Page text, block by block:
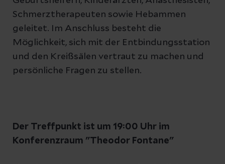
Schmerztherapeuten sowie Hebammen
geleitet. Im Anschluss besteht die
Möglichkeit, sich mit der Entbindungsstation
und den Kreißsälen vertraut zu machen und
persönliche Fragen zu stellen.
Der Treffpunkt ist um 19:00 Uhr im
Konferenzraum "Theodor Fontane"